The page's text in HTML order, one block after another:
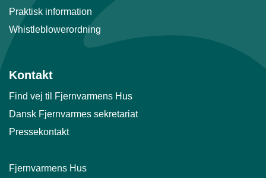
Praktisk information
Whistleblowerordning
Kontakt
Find vej til Fjernvarmens Hus
Dansk Fjernvarmes sekretariat
Pressekontakt
Fjernvarmens Hus